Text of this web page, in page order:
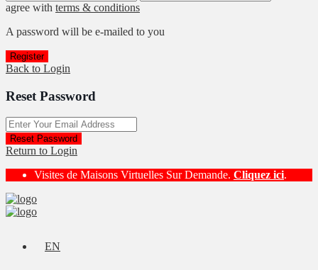
agree with terms & conditions
A password will be e-mailed to you
Register
Back to Login
Reset Password
Reset Password
Return to Login
Visites de Maisons Virtuelles Sur Demande. Cliquez ici.
EN